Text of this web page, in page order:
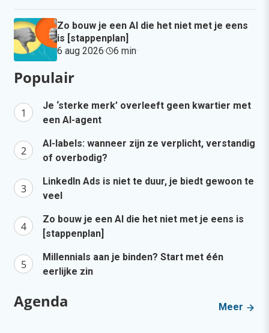
Zo bouw je een AI die het niet met je eens
is [stappenplan]
6 aug 2026· 6 min·
Populair
Je ‘sterke merk’ overleeft geen kwartier met
een AI-agent
AI-labels: wanneer zijn ze verplicht, verstandig
of overbodig?
LinkedIn Ads is niet te duur, je biedt gewoon te
veel
Zo bouw je een AI die het niet met je eens is
[stappenplan]
Millennials aan je binden? Start met één
eerlijke zin
Agenda Meer